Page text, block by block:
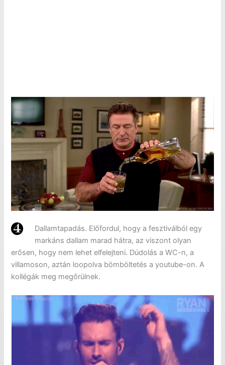
Dallamtapadás. Előfordul, hogy a fesztiválból egy
markáns dallam marad hátra, az viszont olyan
erősen, hogy nem lehet elfelejteni. Dúdolás a WC-n, a
villamoson, aztán loopolva bömböltetés a youtube-on. A
kollégák meg megőrülnek.